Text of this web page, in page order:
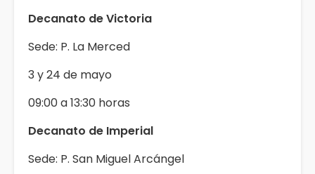
Decanato de Victoria
Sede: P. La Merced
3 y 24 de mayo
09:00 a 13:30 horas
Decanato de Imperial
Sede: P. San Miguel Arcángel